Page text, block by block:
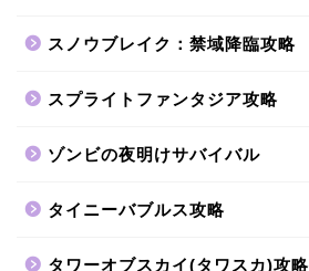
スノウブレイク：禁域降臨攻略
スプライトファンタジア攻略
ゾンビの夜明けサバイバル
タイニーバブルス攻略
タワーオブスカイ(タワスカ)攻略